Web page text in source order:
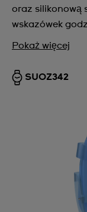
oraz silikonową
wskazówek
Pokaż więcej
SUOZ342